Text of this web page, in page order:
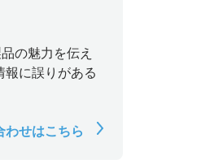
の魅力を伝え
に誤りがある
わせはこちら